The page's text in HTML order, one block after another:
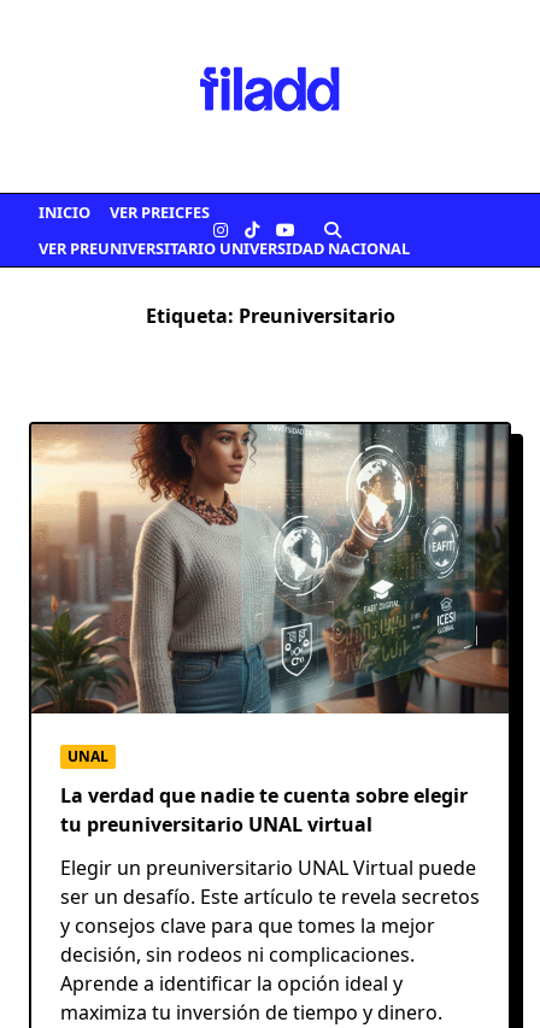
INICIO
VER PREICFES
VER PREUNIVERSITARIO UNIVERSIDAD NACIONAL
Etiqueta: Preuniversitario
UNAL
La verdad que nadie te cuenta sobre elegir
tu preuniversitario UNAL virtual
Elegir un preuniversitario UNAL Virtual puede
ser un desafío. Este artículo te revela secretos
y consejos clave para que tomes la mejor
decisión, sin rodeos ni complicaciones.
Aprende a identificar la opción ideal y
maximiza tu inversión de tiempo y dinero.